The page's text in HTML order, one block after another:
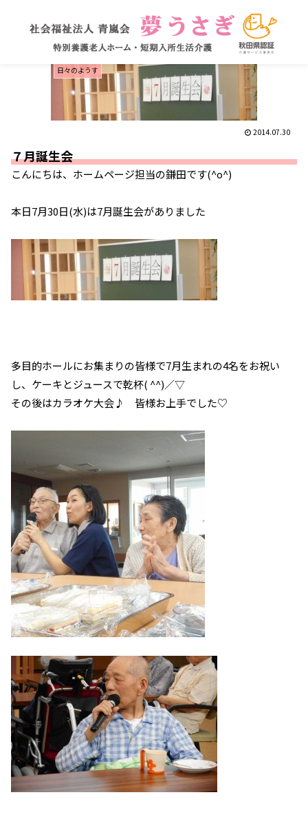
日々のようす
2014.07.30
７月誕生会
こんにちは、ホームページ担当の鎌田です(^o^)
本日7月30日(水)は7月誕生会がありました
多目的ホールにお集まりの皆様で7月生まれの4名をお祝い
し、ケーキとジュースで乾杯( ^^)／▽
その後はカラオケ大会♪ 皆様お上手でした♡